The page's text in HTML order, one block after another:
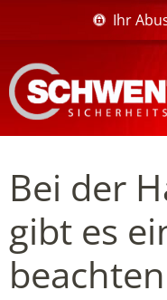
Ihr
Bei der
gibt es
beachten